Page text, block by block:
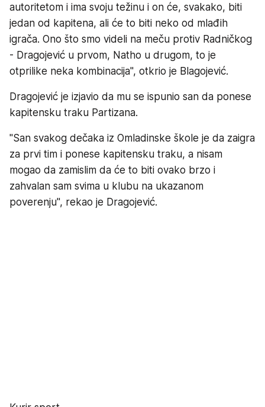
autoritetom i ima svoju težinu i on će, svakako, biti
jedan od kapitena, ali će to biti neko od mlađih
igrača. Ono što smo videli na meču protiv Radničkog
- Dragojević u prvom, Natho u drugom, to je
otprilike neka kombinacija", otkrio je Blagojević.
Dragojević je izjavio da mu se ispunio san da ponese
kapitensku traku Partizana.
"San svakog dečaka iz Omladinske škole je da zaigra
za prvi tim i ponese kapitensku traku, a nisam
mogao da zamislim da će to biti ovako brzo i
zahvalan sam svima u klubu na ukazanom
poverenju", rekao je Dragojević.